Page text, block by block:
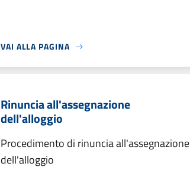
VAI ALLA PAGINA
Rinuncia all'assegnazione
dell'alloggio
Procedimento di rinuncia all'assegnazione
dell'alloggio